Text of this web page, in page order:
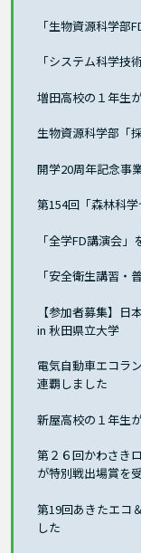
「生物資源科学部
「システム科学技
増田高校の１年生
生物資源科学部「
開学20周年記念事
第154回「森林科
「全学FD講演会
「安全衛生講習
【参加者募集】日
in 秋田県立大学
電気自動車エコラ
連覇しました
新屋高校の１年生
第２６回かわさき
が特別戦出場賞を
第19回あきたエコ
した